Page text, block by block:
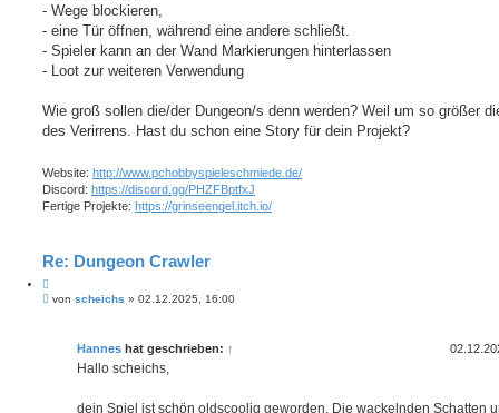
- Wege blockieren,
- eine Tür öffnen, während eine andere schließt.
- Spieler kann an der Wand Markierungen hinterlassen
- Loot zur weiteren Verwendung
Wie groß sollen die/der Dungeon/s denn werden? Weil um so größer
des Verirrens. Hast du schon eine Story für dein Projekt?
Website: http://www.pchobbyspieleschmiede.de/
Discord: https://discord.gg/PHZFBptfxJ
Fertige Projekte: https://grinseengel.itch.io/
Re: Dungeon Crawler
Bvon scheichs » 02.12.2025, 16:00
Hannes hat geschrieben: ↑
Hallo scheichs,
dein Spiel ist schön oldscoolig geworden. Die wackelnden Schatten